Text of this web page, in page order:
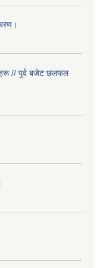
// पुर्व बजेट छलफल